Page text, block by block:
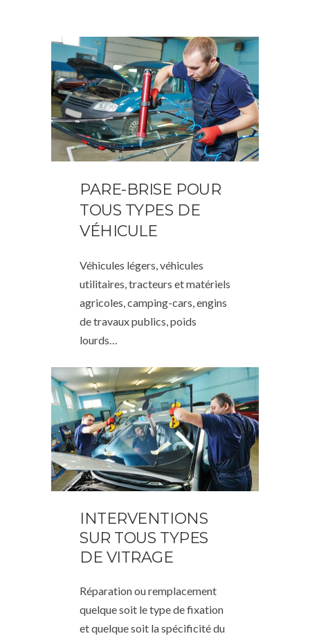
PARE-BRISE POUR
TOUS TYPES DE
VÉHICULE
Véhicules légers, véhicules
utilitaires, tracteurs et matériels
agricoles, camping-cars, engins
de travaux publics, poids
lourds…
INTERVENTIONS
SUR TOUS TYPES
DE VITRAGE
Réparation ou remplacement
quelque soit le type de fixation
et quelque soit la spécificité du